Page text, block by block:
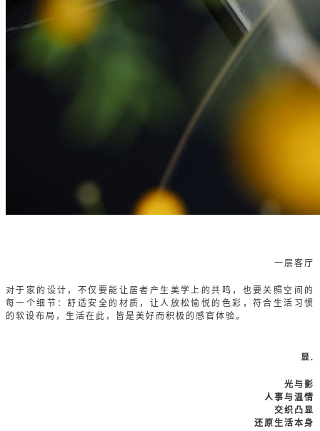
一层客厅
对于家的设计，不仅要能让居者产生美学上的共鸣，也要关照空间的
每一个细节：舒适安全的材质，让人放松愉悦的色彩，符合生活习惯
的软设布局，生活在此，皆是美好而积极的感官体验。
显.
光与影
人事与温情
交织凸显
还原生活本身